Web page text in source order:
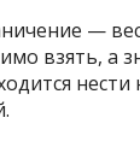
—
взять, а
нести